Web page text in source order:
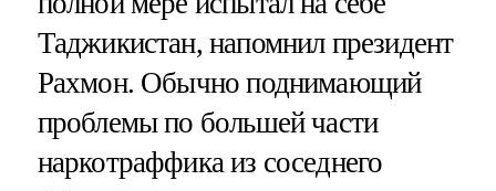
Таджикистан, напомнил президент
Рахмон. Обычно поднимающий
проблемы по большей части
наркотраффика из соседнего